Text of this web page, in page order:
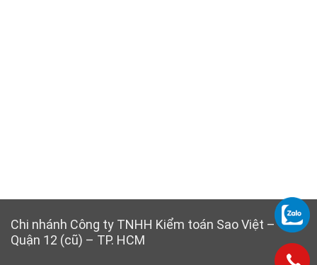
Chi nhánh Công ty TNHH Kiểm toán Sao Việt –
Quận 12 (cũ) – TP. HCM